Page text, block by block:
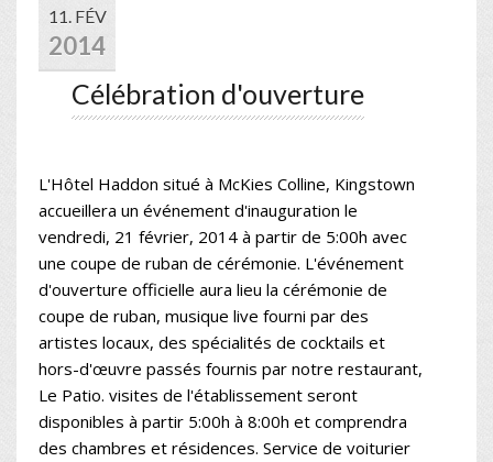
11. FÉV
2014
Célébration d'ouverture
L'Hôtel Haddon situé à McKies Colline, Kingstown
accueillera un événement d'inauguration le
vendredi, 21 février, 2014 à partir de 5:00h avec
une coupe de ruban de cérémonie. L'événement
d'ouverture officielle aura lieu la cérémonie de
coupe de ruban, musique live fourni par des
artistes locaux, des spécialités de cocktails et
hors-d'œuvre passés fournis par notre restaurant,
Le Patio. visites de l'établissement seront
disponibles à partir 5:00h à 8:00h et comprendra
des chambres et résidences. Service de voiturier